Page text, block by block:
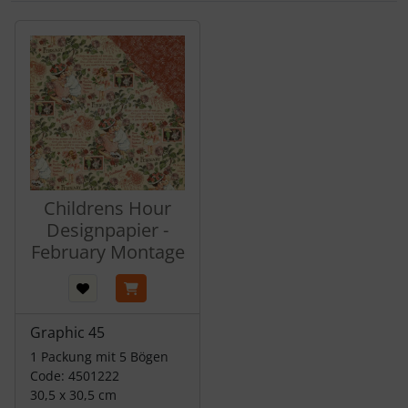
Childrens Hour
Designpapier -
February Montage
Graphic 45
1 Packung mit 5 Bögen
Code: 4501222
30,5 x 30,5 cm